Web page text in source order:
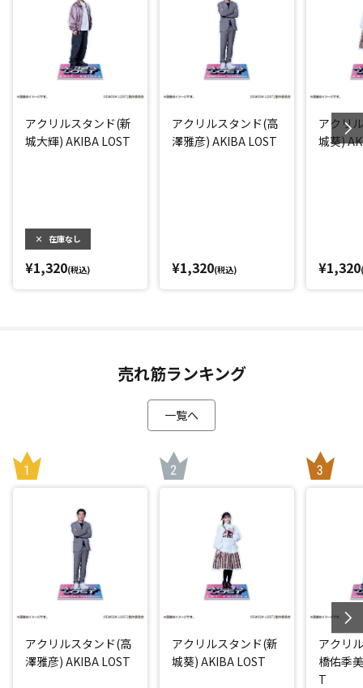
アクリルスタンド(新
城大輝) AKIBA LOST
× 在庫なし
¥1,320(税込)
アクリルスタンド(高
澤雅彦) AKIBA LOST
¥1,320(税込)
アクリ
城葵)
¥1,320
売れ筋ランキング
一覧へ
アクリルスタンド(高
澤雅彦) AKIBA LOST
アクリルスタンド(新
城葵) AKIBA LOST
アクリ
橋佑季
T